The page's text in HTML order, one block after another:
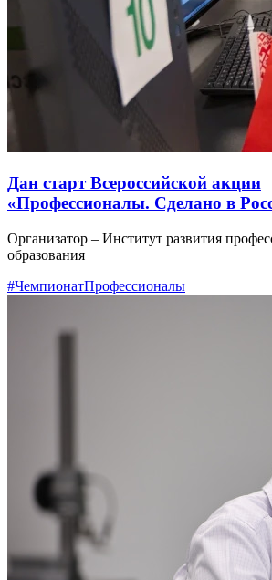
Дан старт Всероссийской акции
«Профессионалы. Сделано в
Организатор – Институт развития
образования
#ЧемпионатПрофессионалы